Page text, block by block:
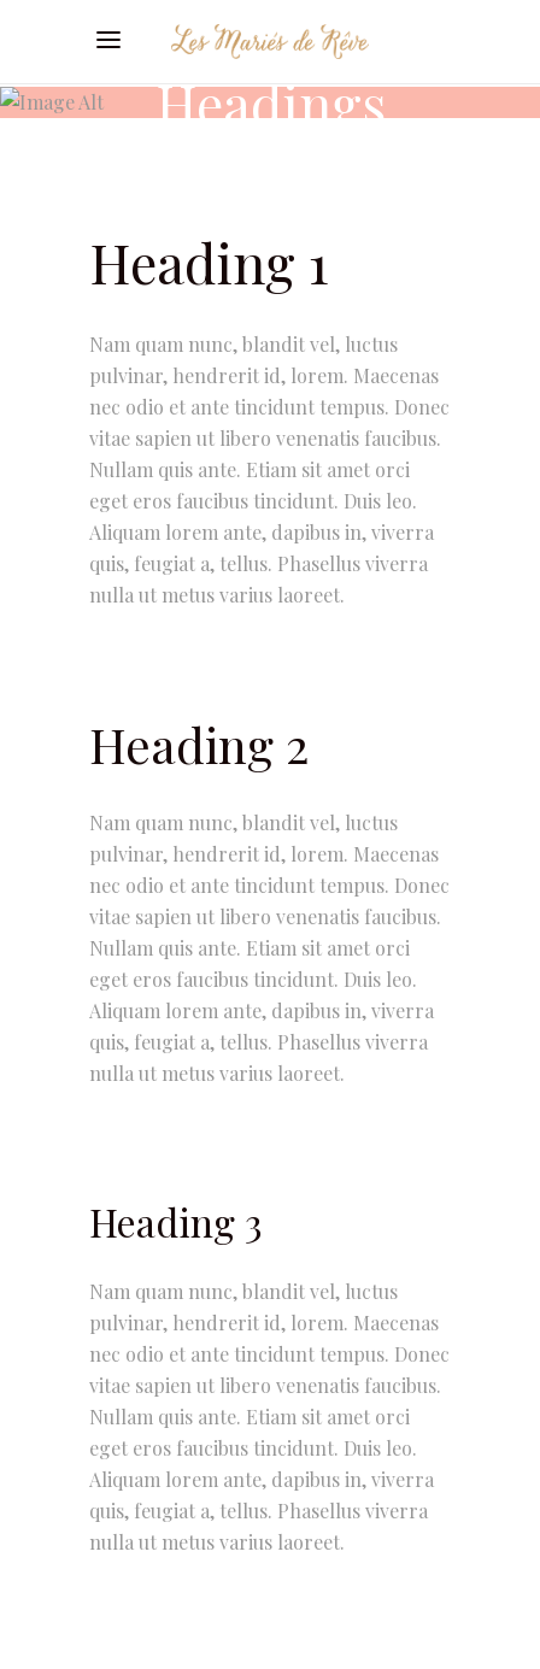
Headings
Heading 1
Nam quam nunc, blandit vel, luctus
pulvinar, hendrerit id, lorem. Maecenas
nec odio et ante tincidunt tempus. Donec
vitae sapien ut libero venenatis faucibus.
Nullam quis ante. Etiam sit amet orci
eget eros faucibus tincidunt. Duis leo.
Aliquam lorem ante, dapibus in, viverra
quis, feugiat a, tellus. Phasellus viverra
nulla ut metus varius laoreet.
Heading 2
Nam quam nunc, blandit vel, luctus
pulvinar, hendrerit id, lorem. Maecenas
nec odio et ante tincidunt tempus. Donec
vitae sapien ut libero venenatis faucibus.
Nullam quis ante. Etiam sit amet orci
eget eros faucibus tincidunt. Duis leo.
Aliquam lorem ante, dapibus in, viverra
quis, feugiat a, tellus. Phasellus viverra
nulla ut metus varius laoreet.
Heading 3
Nam quam nunc, blandit vel, luctus
pulvinar, hendrerit id, lorem. Maecenas
nec odio et ante tincidunt tempus. Donec
vitae sapien ut libero venenatis faucibus.
Nullam quis ante. Etiam sit amet orci
eget eros faucibus tincidunt. Duis leo.
Aliquam lorem ante, dapibus in, viverra
quis, feugiat a, tellus. Phasellus viverra
nulla ut metus varius laoreet.